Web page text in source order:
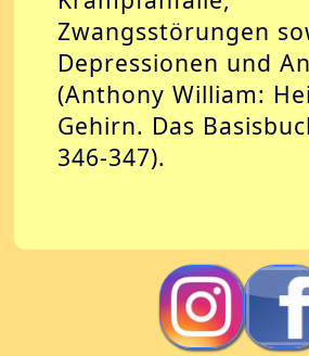
Zwangsstörungen
Depressionen und
(Anthony William:
Gehirn. Das
346-347).